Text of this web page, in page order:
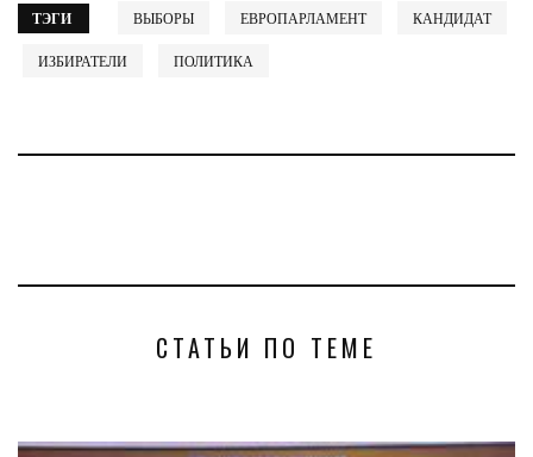
ТЭГИ ВЫБОРЫ ЕВРОПАРЛАМЕНТ КАНДИДАТ
ИЗБИРАТЕЛИ ПОЛИТИКА
СТАТЬИ ПО ТЕМЕ